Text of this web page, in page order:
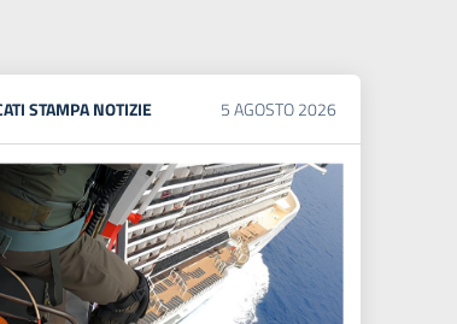
STAMPANOTIZIE 5AGOSTO2026